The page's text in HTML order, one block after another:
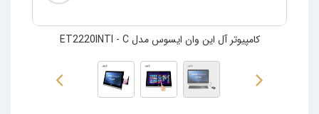
کامپیوتر آل این وان ایسوس مدل ET2220INTI - C